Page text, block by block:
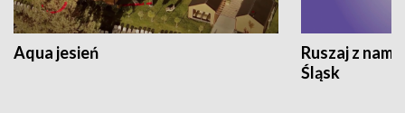
Aqua jesień
Ruszaj z
Śląsk